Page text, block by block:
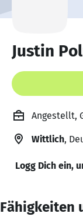
Justin
Angestellt,
Wittlich,
Logg Dich ein,
Fähigkeiten